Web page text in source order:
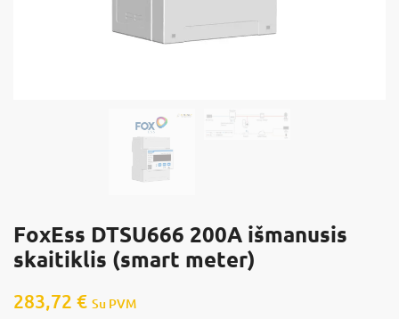
FoxEss DTSU666 200A išmanusis
skaitiklis (smart meter)
283,72 € Su PVM